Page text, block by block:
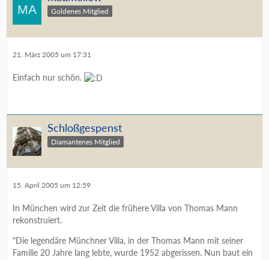
Goldenes Mitglied
21. März 2005 um 17:31
Einfach nur schön.
Schloßgespenst
Diamantenes Mitglied
15. April 2005 um 12:59
In München wird zur Zeit die frühere Villa von Thomas Mann
rekonstruiert.
"Die legendäre Münchner Villa, in der Thomas Mann mit seiner
Familie 20 Jahre lang lebte, wurde 1952 abgerissen. Nun baut ein